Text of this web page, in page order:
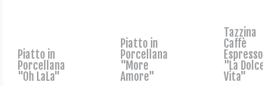
Piatto in
Porcellana
"Oh LaLa"
Piatto in
Porcellana
"More
Amore"
Tazzina
Caffè
Espresso
"La
Vita"